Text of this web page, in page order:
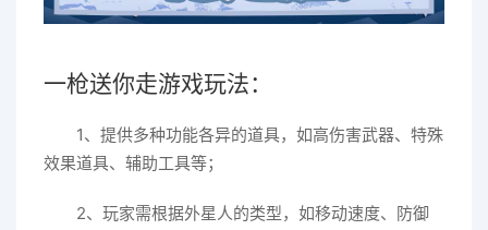
一枪送你走游戏玩法：
1、提供多种功能各异的道具，如高伤害武器、特殊
效果道具、辅助工具等；
2、玩家需根据外星人的类型，如移动速度、防御